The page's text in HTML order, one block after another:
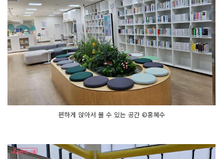
편하게 앉아서 볼 수 있는 공간 ©홍혜수